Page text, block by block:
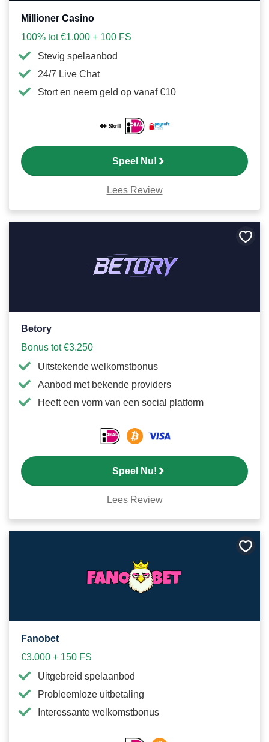
Millioner Casino
100% tot €1.000 + 100 FS
Stevig spelaanbod
24/7 Live Chat
Stort en neem geld op vanaf €10
Speel Nu!
Lees Review
Betory
Bonus tot €3.250
Uitstekende welkomstbonus
Aanbod met bekende providers
Heeft een vorm van een social platform
Speel Nu!
Lees Review
Fanobet
€3.000 + 150 FS
Uitgebreid spelaanbod
Probleemloze uitbetaling
Interessante welkomstbonus